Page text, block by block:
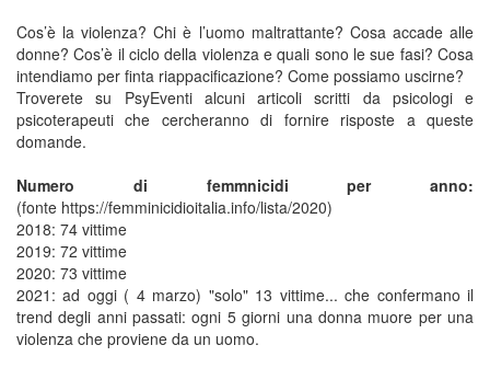
Cos’è la violenza? Chi è l’uomo maltrattante? Cosa accade alle
donne? Cos’è il ciclo della violenza e quali sono le sue fasi? Cosa
intendiamo per finta riappacificazione? Come possiamo uscirne?
Troverete su PsyEventi alcuni articoli scritti da psicologi e
psicoterapeuti che cercheranno di fornire risposte a queste
domande.
Numero di femmnicidi per anno:
(fonte https://femminicidioitalia.info/lista/2020)
2018: 74 vittime
2019: 72 vittime
2020: 73 vittime
2021: ad oggi ( 4 marzo) "solo" 13 vittime... che confermano il
trend degli anni passati: ogni 5 giorni una donna muore per una
violenza che proviene da un uomo.